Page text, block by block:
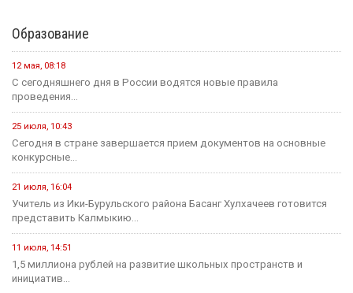
Образование
12 мая, 08:18
С сегодняшнего дня в России водятся новые правила
проведения...
25 июля, 10:43
Сегодня в стране завершается прием документов на основные
конкурсные...
21 июля, 16:04
Учитель из Ики-Бурульского района Басанг Хулхачеев готовится
представить Калмыкию...
11 июля, 14:51
1,5 миллиона рублей на развитие школьных пространств и
инициатив...